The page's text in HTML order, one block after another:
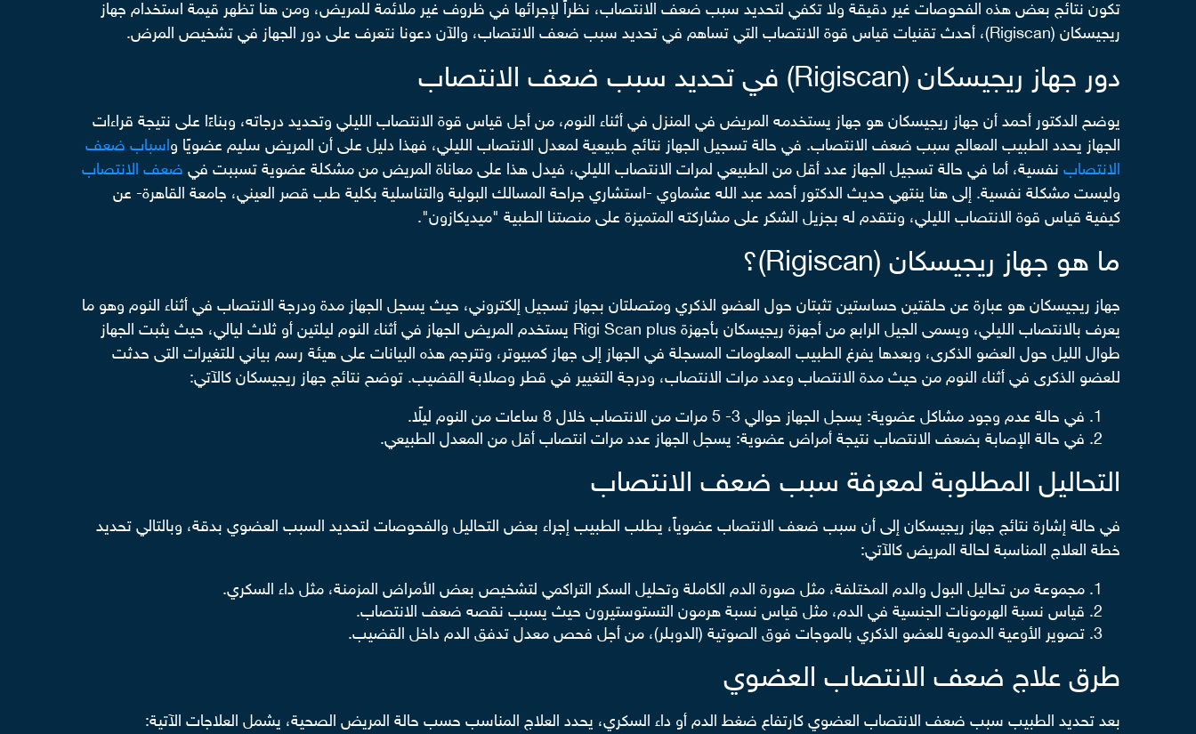
تكون نتائج بعض هذه الفحوصات غير دقيقة ولا تكفي لتحديد سبب ضعف الانتصاب، نظراً لإجرائها في ظروف غير ملائمة للمريض، ومن هنا تظهر قيمة استخدام جهاز
ريجيسكان (Rigiscan)، أحدث تقنيات قياس قوة الانتصاب التي تساهم في تحديد سبب ضعف الانتصاب، والآن دعونا نتعرف على دور الجهاز في تشخيص المرض.
دور جهاز ريجيسكان (Rigiscan) في تحديد سبب ضعف الانتصاب
يوضح الدكتور أحمد أن جهاز ريجيسكان هو جهاز يستخدمه المريض في المنزل في أثناء النوم، من أجل قياس قوة الانتصاب الليلي وتحديد درجاته، وبناءًا على نتيجة قراءات
الجهاز يحدد الطبيب المعالج سبب ضعف الانتصاب. في حالة تسجيل الجهاز نتائج طبيعية لمعدل الانتصاب الليلي، فهذا دليل على أن المريض سليم عضويًا واسباب ضعف
الانتصابنفسية، أما في حالة تسجيل الجهاز عدد أقل من الطبيعي لمرات الانتصاب الليلي، فيدل هذا على معاناة المريض من مشكلة عضوية تسببت في ضعف الانتصاب
وليست مشكلة نفسية. إلى هنا ينتهي حديث الدكتور أحمد عبد الله عشماوي -استشاري جراحة المسالك البولية والتناسلية بكلية طب قصر العيني، جامعة القاهرة- عن
كيفية قياس قوة الانتصاب الليلي، ونتقدم له بجزيل الشكر على مشاركته المتميزة على منصتنا الطبية "ميديكازون".
ما هو جهاز ريجيسكان (Rigiscan)؟
جهاز ريجيسكان هو عبارة عن حلقتين حساستين تثبتان حول العضو الذكري ومتصلتان بجهاز تسجيل إلكتروني، حيث يسجل الجهاز مدة ودرجة الانتصاب في أثناء النوم وهو ما
يعرف بالانتصاب الليلي، ويسمى الجيل الرابع من أجهزة ريجيسكان بأجهزة Rigi Scan plus يستخدم المريض الجهاز في أثناء النوم ليلتين أو ثلاث ليالي، حيث يثبت الجهاز
طوال الليل حول العضو الذكرى، وبعدها يفرغ الطبيب المعلومات المسجلة في الجهاز إلى جهاز كمبيوتر، وتترجم هذه البيانات على هيئة رسم بياني للتغيرات التى حدثت
للعضو الذكرى في أثناء النوم من حيث مدة الانتصاب وعدد مرات الانتصاب، ودرجة التغيير في قطر وصلابة القضيب. توضح نتائج جهاز ريجيسكان كالآتي:
في حالة عدم وجود مشاكل عضوية: يسجل الجهاز حوالي 3- 5 مرات من الانتصاب خلال 8 ساعات من النوم ليلًا.
في حالة الإصابة بضعف الانتصاب نتيجة أمراض عضوية: يسجل الجهاز عدد مرات انتصاب أقل من المعدل الطبيعي.
التحاليل المطلوبة لمعرفة سبب ضعف الانتصاب
في حالة إشارة نتائج جهاز ريجيسكان إلى أن سبب ضعف الانتصاب عضوياً، يطلب الطبيب إجراء بعض التحاليل والفحوصات لتحديد السبب العضوي بدقة، وبالتالي تحديد
خطة العلاج المناسبة لحالة المريض كالآتي:
مجموعة من تحاليل البول والدم المختلفة، مثل صورة الدم الكاملة وتحليل السكر التراكمي لتشخيص بعض الأمراض المزمنة، مثل داء السكري.
قياس نسبة الهرمونات الجنسية في الدم، مثل قياس نسبة هرمون التستوستيرون حيث يسبب نقصه ضعف الانتصاب.
تصوير الأوعية الدموية للعضو الذكري بالموجات فوق الصوتية (الدوبلر)، من أجل فحص معدل تدفق الدم داخل القضيب.
طرق علاج ضعف الانتصاب العضوي
بعد تحديد الطبيب سبب ضعف الانتصاب العضوي كارتفاع ضغط الدم أو داء السكري، يحدد العلاج المناسب حسب حالة المريض الصحية، يشمل العلاجات الآتية: